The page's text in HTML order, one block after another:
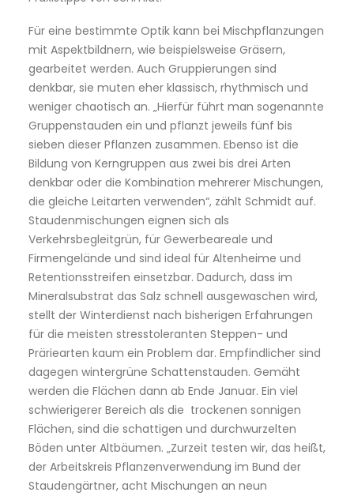
Für eine bestimmte Optik kann bei Mischpflanzungen
mit Aspektbildnern, wie beispielsweise Gräsern,
gearbeitet werden. Auch Gruppierungen sind
denkbar, sie muten eher klassisch, rhythmisch und
weniger chaotisch an. „Hierfür führt man sogenannte
Gruppenstauden ein und pflanzt jeweils fünf bis
sieben dieser Pflanzen zusammen. Ebenso ist die
Bildung von Kerngruppen aus zwei bis drei Arten
denkbar oder die Kombination mehrerer Mischungen,
die gleiche Leitarten verwenden“, zählt Schmidt auf.
Staudenmischungen eignen sich als
Verkehrsbegleitgrün, für Gewerbeareale und
Firmengelände und sind ideal für Altenheime und
Retentionsstreifen einsetzbar. Dadurch, dass im
Mineralsubstrat das Salz schnell ausgewaschen wird,
stellt der Winterdienst nach bisherigen Erfahrungen
für die meisten stresstoleranten Steppen- und
Präriearten kaum ein Problem dar. Empfindlicher sind
dagegen wintergrüne Schattenstauden. Gemäht
werden die Flächen dann ab Ende Januar. Ein viel
schwierigerer Bereich als die trockenen sonnigen
Flächen, sind die schattigen und durchwurzelten
Böden unter Altbäumen. „Zurzeit testen wir, das heißt,
der Arbeitskreis Pflanzenverwendung im Bund der
Staudengärtner, acht Mischungen an neun